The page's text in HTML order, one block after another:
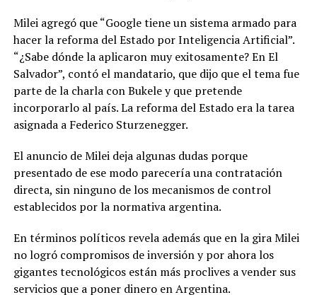
Milei agregó que “Google tiene un sistema armado para
hacer la reforma del Estado por Inteligencia Artificial”.
“¿Sabe dónde la aplicaron muy exitosamente? En El
Salvador”, contó el mandatario, que dijo que el tema fue
parte de la charla con Bukele y que pretende
incorporarlo al país. La reforma del Estado era la tarea
asignada a Federico Sturzenegger.
El anuncio de Milei deja algunas dudas porque
presentado de ese modo parecería una contratación
directa, sin ninguno de los mecanismos de control
establecidos por la normativa argentina.
En términos políticos revela además que en la gira Milei
no logró compromisos de inversión y por ahora los
gigantes tecnológicos están más proclives a vender sus
servicios que a poner dinero en Argentina.